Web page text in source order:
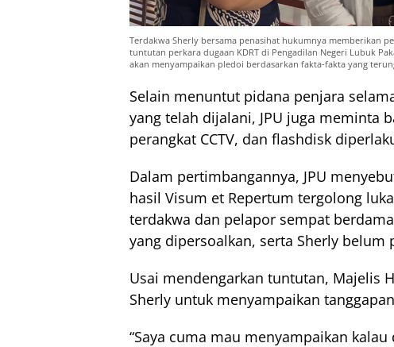
Terdakwa Sherly bersama penasihat hukumnya memberikan
tuntutan perkara dugaan KDRT di Pengadilan Negeri Lubuk
akan menyampaikan pledoi berdasarkan fakta-fakta yang
Selain menuntut pidana penjara
yang telah dijalani, JPU juga meminta
perangkat CCTV, dan flashdisk
Dalam pertimbangannya, JPU
hasil Visum et Repertum tergolong
terdakwa dan pelapor sempat
yang dipersoalkan, serta Sherly belum
Usai mendengarkan tuntutan, Majelis
Sherly untuk menyampaikan
“Saya cuma mau menyampaikan